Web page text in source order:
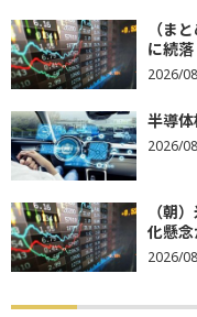
（ま
に続
2026/
半導
2026/
（朝
化懸
2026/